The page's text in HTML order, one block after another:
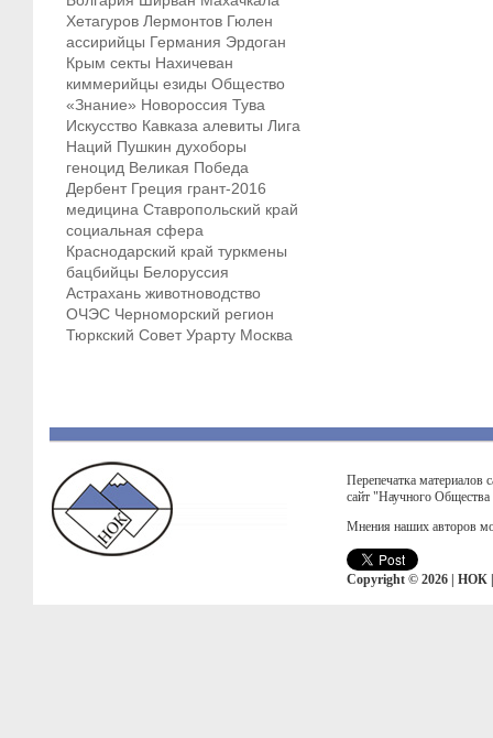
Хетагуров Лермонтов Гюлен
ассирийцы Германия Эрдоган
Крым секты Нахичеван
киммерийцы езиды Общество
«Знание» Новороссия Тува
Искусство Кавказа алевиты Лига
Наций Пушкин духоборы
геноцид Великая Победа
Дербент Греция грант-2016
медицина Ставропольский край
социальная сфера
Краснодарский край туркмены
бацбийцы Белоруссия
Астрахань животноводство
ОЧЭС Черноморский регион
Тюркский Совет Урарту Москва
Перепечатка материалов
сайт "Научного
Мнения наших авторов
Copyright © 2026 | НОК